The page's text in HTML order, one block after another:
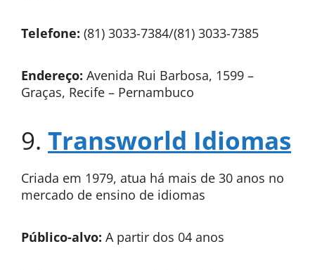
Telefone: (81) 3033-7384/(81) 3033-7385
Endereço: Avenida Rui Barbosa, 1599 –
Graças, Recife – Pernambuco
9. Transworld Idiomas
Criada em 1979, atua há mais de 30 anos no
mercado de ensino de idiomas
Público-alvo: A partir dos 04 anos